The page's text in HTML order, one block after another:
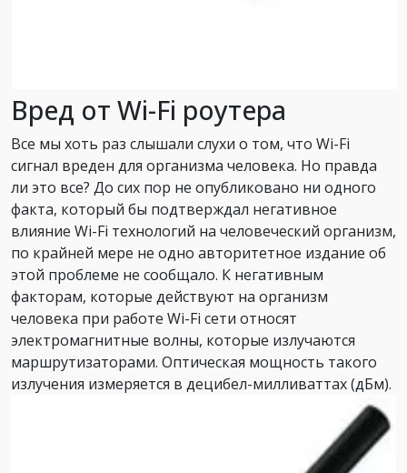
Вред от Wi-Fi роутера
Все мы хоть раз слышали слухи о том, что Wi-Fi
сигнал вреден для организма человека. Но правда
ли это все? До сих пор не опубликовано ни одного
факта, который бы подтверждал негативное
влияние Wi-Fi технологий на человеческий организм,
по крайней мере не одно авторитетное издание об
этой проблеме не сообщало. К негативным
факторам, которые действуют на организм
человека при работе Wi-Fi сети относят
электромагнитные волны, которые излучаются
маршрутизаторами. Оптическая мощность такого
излучения измеряется в децибел-милливаттах (дБм).